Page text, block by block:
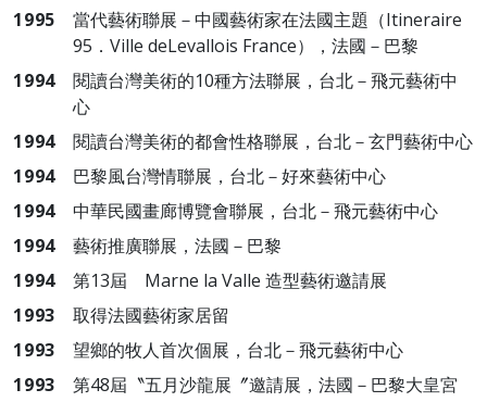
1995
當代藝術聯展－中國藝術家在法國主題（Itineraire
95．Ville deLevallois France），法國－巴黎
1994
閱讀台灣美術的10種方法聯展，台北－飛元藝術中
心
1994
閱讀台灣美術的都會性格聯展，台北－玄門藝術中心
1994
巴黎風台灣情聯展，台北－好來藝術中心
1994
中華民國畫廊博覽會聯展，台北－飛元藝術中心
1994
藝術推廣聯展，法國－巴黎
1994
第13屆 Marne la Valle 造型藝術邀請展
1993
取得法國藝術家居留
1993
望鄉的牧人首次個展，台北－飛元藝術中心
1993
第48屆〝五月沙龍展〞邀請展，法國－巴黎大皇宮